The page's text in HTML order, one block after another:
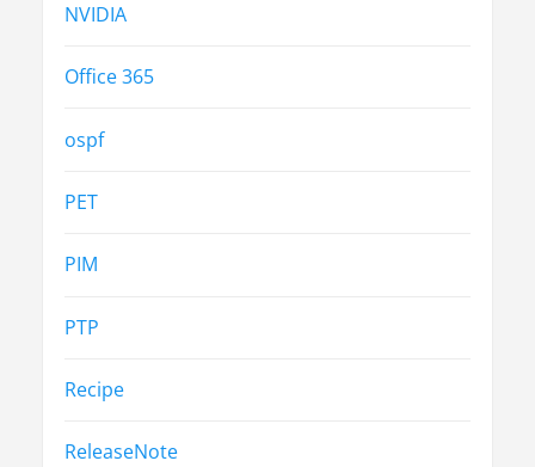
NVIDIA
Office 365
ospf
PET
PIM
PTP
Recipe
ReleaseNote